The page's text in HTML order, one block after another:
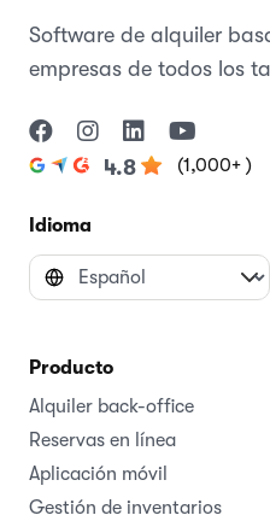
Software de alquiler
empresas de todos los
4.8 (1,000+ )
Idioma
Producto
Alquiler back-office
Reservas en línea
Aplicación móvil
Gestión de inventarios